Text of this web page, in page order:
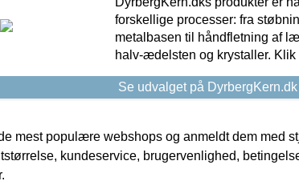
forskellige processer: fra
metalbasen til håndfletning af
halv-ædelsten og krystaller. Klik
Se udvalget på DyrbergKern.dk
mest populære webshops og anmeldt dem med
kundeservice, brugervenlighed,